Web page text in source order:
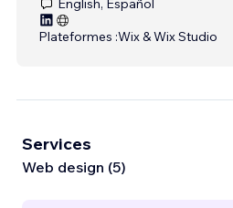
English, Español
Plateformes :Wix & Wix Studio
Services
Web design (5)